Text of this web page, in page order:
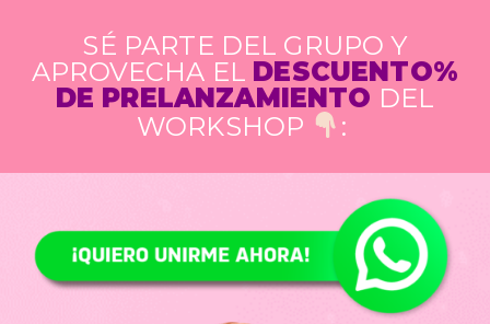
SÉ PARTE DEL GRUPO Y
APROVECHA EL DESCUENTO%
DE PRELANZAMIENTO DEL
WORKSHOP
: